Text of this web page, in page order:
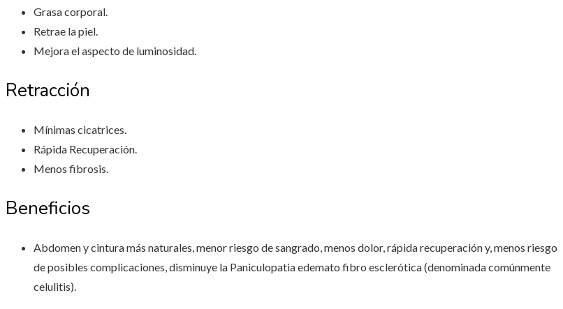
Grasa corporal.
Retrae la piel.
Mejora el aspecto de luminosidad.
Retracción
Mínimas cicatrices.
Rápida Recuperación.
Menos fibrosis.
Beneficios
Abdomen y cintura más naturales, menor riesgo de sangrado, menos dolor, rápida recuperación y, menos riesgo
de posibles complicaciones, disminuye la Paniculopatia edemato fibro esclerótica (denominada comúnmente
celulitis).